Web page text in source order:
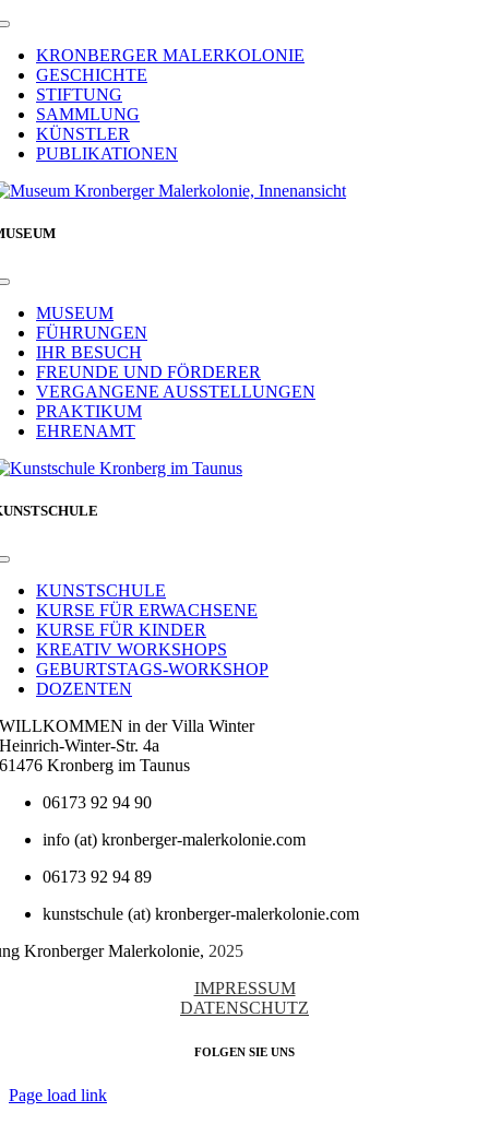
Toggle
NavigationKRONBERGER MALERKOLONIE
GESCHICHTE
STIFTUNG
SAMMLUNG
KÜNSTLER
PUBLIKATIONEN
Toggle
NavigationMUSEUM
FÜHRUNGEN
IHR BESUCH
FREUNDE UND FÖRDERER
VERGANGENE AUSSTELLUNGEN
PRAKTIKUM
EHRENAMT
Toggle
NavigationKUNSTSCHULE
KURSE FÜR ERWACHSENE
KURSE FÜR KINDER
KREATIV WORKSHOPS
GEBURTSTAGS-WORKSHOP
DOZENTEN
WILLKOMMEN in der Villa Winter
Heinrich-Winter-Str. 4a
61476 Kronberg im Taunus
06173 92 94 90
info (at) kronberger-malerkolonie.com
06173 92 94 89
kunstschule (at) kronberger-malerkolonie.com
Kronberger Malerkolonie, 2025
IMPRESSUM
DATENSCHUTZ
FOLGEN SIE UNS
Page load link